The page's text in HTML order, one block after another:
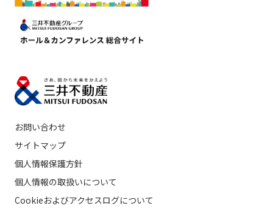
お問い合わせ
サイトマップ
個人情報保護方針
個人情報の取扱いについて
Cookieおよびアクセスログについて